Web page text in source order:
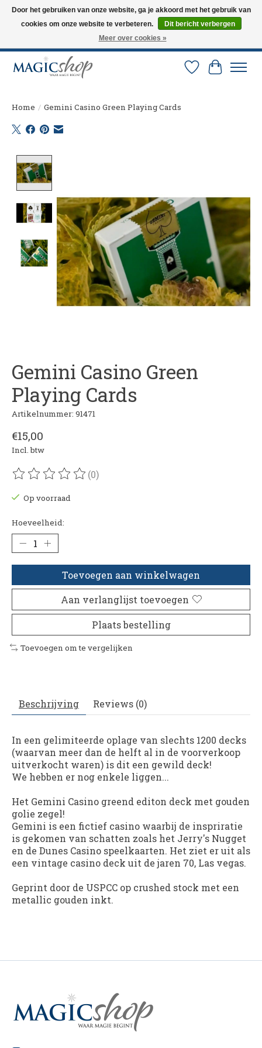
Altijd de nieuwste trucs op voorraad. Snelle verzending via PostNL en DHL.
Langskomen in onze winkel? Bel of mail om een afspraak te maken. 0251-
Verlanglijst
Home / Gemini Casino Green Playing Cards
Gemini Casino Green
Playing Cards
Artikelnummer: 91471
€15,00
Incl. btw
De beoordeling van dit product is
(0)
Op voorraad
Hoeveelheid:
Toevoegen aan winkelwagen
Aan verlanglijst toevoegen
Plaats bestelling
Toevoegen om te vergelijken
Beschrijving Reviews (0)
In een gelimiteerde oplage van slechts 1200 decks
(waarvan meer dan de helft al in de voorverkoop
uitverkocht waren) is dit een gewild deck!
We hebben er nog enkele liggen...
Het Gemini Casino greend editon deck met gouden
golie zegel!
Gemini is een fictief casino waarbij de inspriratie
is gekomen van schatten zoals het Jerry's Nugget
en de Dunes Casino speelkaarten. Het ziet er uit als
een vintage casino deck uit de jaren 70, Las vegas.
Geprint door de USPCC op crushed stock met een
metallic gouden inkt.
Door het gebruiken van onze website, ga je akkoord met het gebruik van
cookies om onze website te verbeteren.
Dit bericht verbergen
Meer over cookies »